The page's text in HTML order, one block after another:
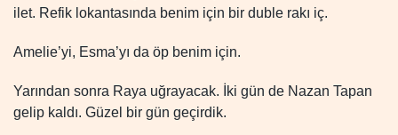
ilet. Refik lokantasında benim için bir duble rakı iç.
Amelie’yi, Esma’yı da öp benim için.
Yarından sonra Raya uğrayacak. İki gün de Nazan Tapan
gelip kaldı. Güzel bir gün geçirdik.